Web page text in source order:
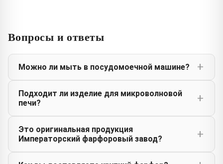
Вопросы и ответы
Можно ли мыть в посудомоечной машине?
Подходит ли изделие для микроволновой
печи?
Это оригинальная продукция
Императорский фарфоровый завод?